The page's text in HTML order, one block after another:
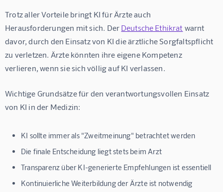
Trotz aller Vorteile bringt KI für Ärzte auch
Herausforderungen mit sich. Der Deutsche Ethikrat warnt
davor, durch den Einsatz von KI die ärztliche Sorgfaltspflicht
zu verletzen. Ärzte könnten ihre eigene Kompetenz
verlieren, wenn sie sich völlig auf KI verlassen.
Wichtige Grundsätze für den verantwortungsvollen Einsatz
von KI in der Medizin:
KI sollte immer als "Zweitmeinung" betrachtet werden
Die finale Entscheidung liegt stets beim Arzt
Transparenz über KI-generierte Empfehlungen ist essentiell
Kontinuierliche Weiterbildung der Ärzte ist notwendig